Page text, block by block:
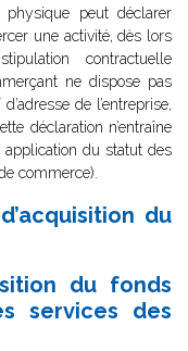
peut déclarer
une activité, dès lors
contractuelle
ne dispose pas
de l’entreprise,
déclaration n’entraîne
application du statut des
commerce).
du
du fonds
services des